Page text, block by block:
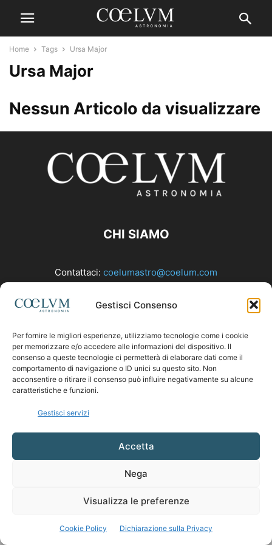
Gestisci Consenso
Per fornire le migliori esperienze, utilizziamo tecnologie come i cookie
per memorizzare e/o accedere alle informazioni del dispositivo. Il
consenso a queste tecnologie ci permetterà di elaborare dati come il
comportamento di navigazione o ID unici su questo sito. Non
acconsentire o ritirare il consenso può influire negativamente su alcune
caratteristiche e funzioni.
Gestisci servizi
Accetta
Nega
Visualizza le preferenze
Cookie Policy Dichiarazione sulla Privacy
Home Tags Ursa Major
Ursa Major
Nessun Articolo da visualizzare
CHI SIAMO
Contattaci: coelumastro@coelum.com
SEGUICI